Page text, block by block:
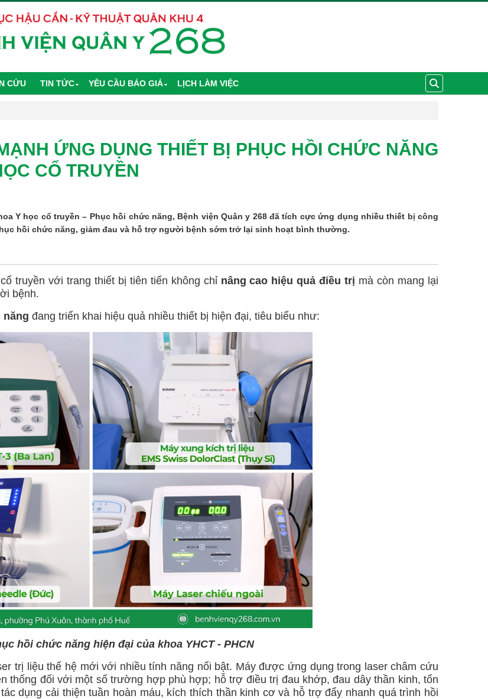
CỨU TIN TỨC YÊU CẦU BÁO GIÁ LỊCH LÀM VIỆC
ỨNG DỤNG THIẾT BỊ PHỤC HỒI CHỨC NĂNG
CỔ TRUYỀN
Y học cổ truyền – Phục hồi chức năng, Bệnh viện Quân y 268 đã tích cực ứng dụng nhiều thiết bị công
hồi chức năng, giảm đau và hỗ trợ người bệnh sớm trở lại sinh hoạt bình thường.
truyền với trang thiết bị tiên tiến không chỉ nâng cao hiệu quả điều trị mà còn mang lại
bệnh.
năng đang triển khai hiệu quả nhiều thiết bị hiện đại, tiêu biểu như:
hồi chức năng hiện đại của khoa YHCT - PHCN
trị liệu thế hệ mới với nhiều tính năng nổi bật. Máy được ứng dụng trong laser châm cứu
thống đối với một số trường hợp phù hợp; hỗ trợ điều trị đau khớp, đau dây thần kinh, tổn
dụng cải thiện tuần hoàn máu, kích thích thần kinh cơ và hỗ trợ đẩy nhanh quá trình hồi